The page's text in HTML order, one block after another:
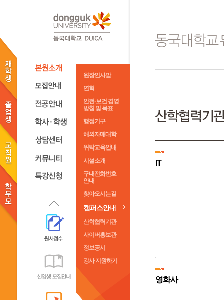
원장인사말
연혁
안전·보건 경영
방침 및 목표
행정기구
해외자매대학
위탁교육안내
시설소개
구내전화번호
안내
찾아오시는길
캠퍼스안내
산학협력기관
사이버홍보관
정보공시
강사 지원하기
IT
영화사